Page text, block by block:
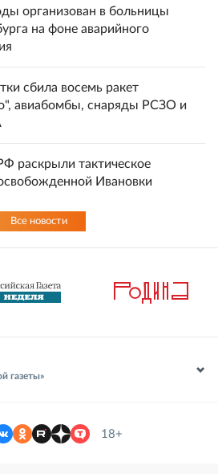
организован в больницы
на фоне аварийного
сбила восемь ракет
авиабомбы, снаряды РСЗО и
раскрыли тактическое
Ивановки
Все новости
газеты»
18+